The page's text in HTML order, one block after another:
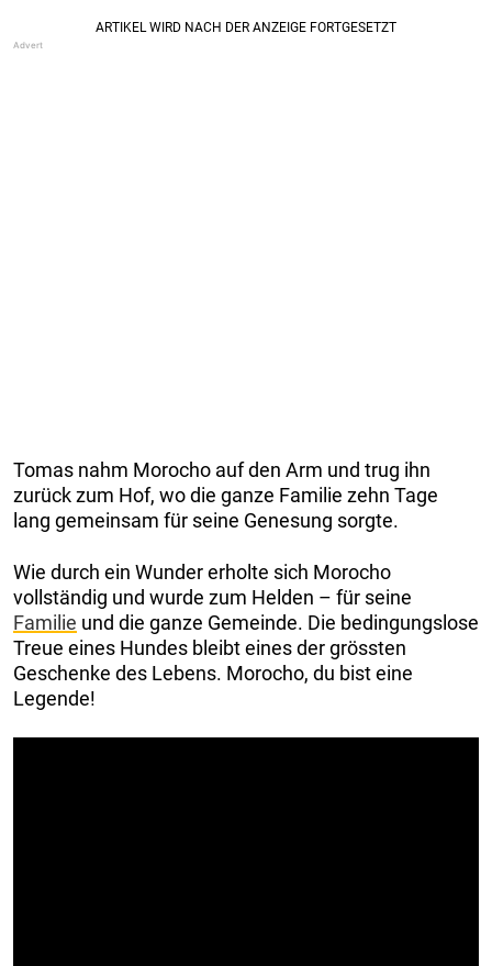
Tomas nahm Morocho auf den Arm und trug ihn
zurück zum Hof, wo die ganze Familie zehn Tage
lang gemeinsam für seine Genesung sorgte.
Wie durch ein Wunder erholte sich Morocho
vollständig und wurde zum Helden – für seine
Familie und die ganze Gemeinde. Die bedingungslose
Treue eines Hundes bleibt eines der grössten
Geschenke des Lebens. Morocho, du bist eine
Legende!